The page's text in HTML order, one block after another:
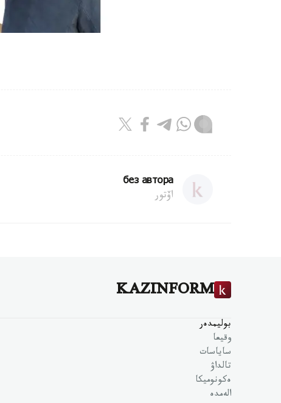
без автора
اۆتور
KAZINFORM
بوليمدەر
وقيعا
ساياسات
تالداۋ
ەكونوميكا
الەمدە